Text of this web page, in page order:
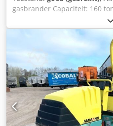
gasbrander Capaciteit: 160